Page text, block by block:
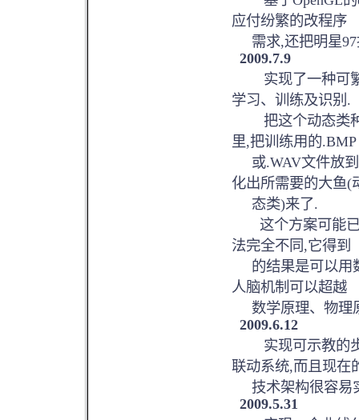
应付纷繁的改程序
需求,还把明星97
2009.7.9
实现了一种可繁
学习、训练及识别.
把这个动态类种
里,把训练用的.BMP
或.WAV文件放到
化出所需要的大鱼(
态类)来了.
这个方案可能已
法完全不同,它得到
的结果是可以用
人脑机制可以超越
数学原理、物理
2009.6.12
实现可示教的步
联动系统,而且现在
技术架构很容易
2009.5.31